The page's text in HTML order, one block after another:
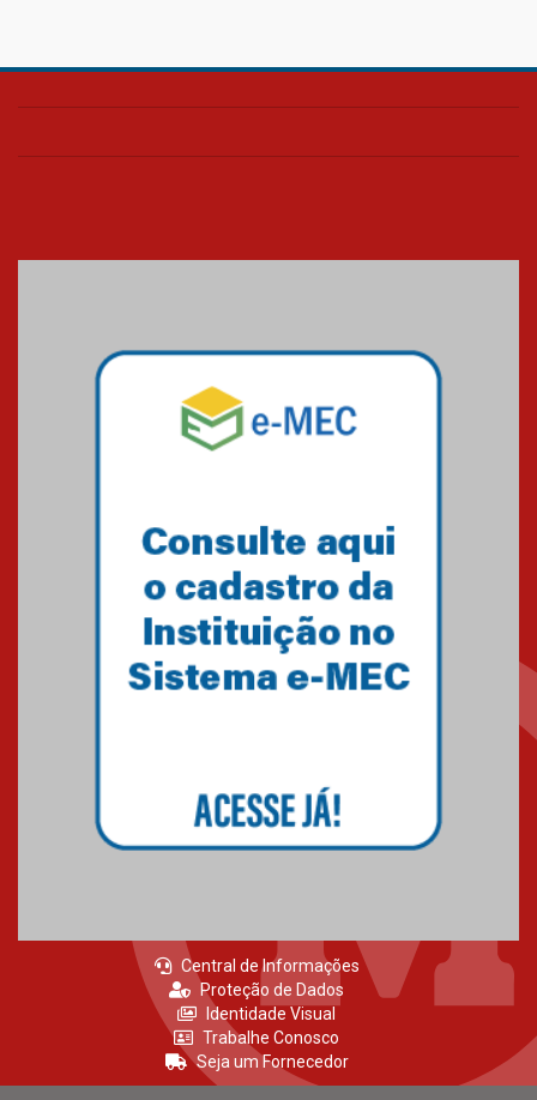
Central de Informações
Proteção de Dados
Identidade Visual
Trabalhe Conosco
Seja um Fornecedor